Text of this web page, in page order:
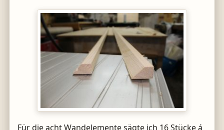
Für die acht Wandelemente sägte ich 16 Stücke á